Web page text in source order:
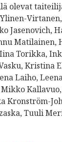
olevat
Jasenovich,
Matilainen,
Torikka,
Kristina
Laiho,
Kronström-
Tuuli